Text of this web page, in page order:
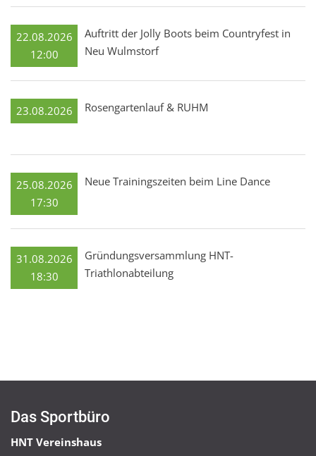
22.08.2026
12:00
Auftritt der Jolly Boots beim Countryfest in
Neu Wulmstorf
23.08.2026 Rosengartenlauf & RUHM
25.08.2026
17:30
Neue Trainingszeiten beim Line Dance
31.08.2026
18:30
Gründungsversammlung HNT-
Triathlonabteilung
Das Sportbüro
HNT Vereinshaus